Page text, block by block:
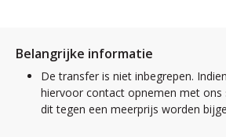
Belangrijke informatie
De transfer is niet inbegrepen.
hiervoor contact opnemen met ons
dit tegen een meerprijs worden